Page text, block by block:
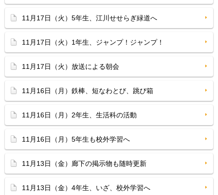
11月17日（火）5年生、江川せせらぎ緑道へ
11月17日（火）1年生、ジャンプ！ジャンプ！
11月17日（火）放送による朝会
11月16日（月）鉄棒、短なわとび、跳び箱
11月16日（月）2年生、生活科の活動
11月16日（月）5年生も校外学習へ
11月13日（金）廊下の掲示物も随時更新
11月13日（金）4年生、いざ、校外学習へ